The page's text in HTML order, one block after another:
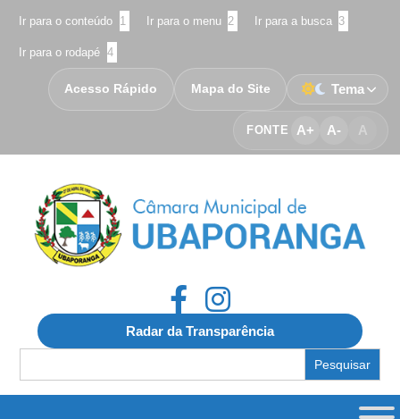
Ir para o conteúdo 1 Ir para o menu 2 Ir para a busca 3
Ir para o rodapé 4
FONTE A+ A- A
Acesso Rápido Mapa do Site Tema
Radar da Transparência
for: